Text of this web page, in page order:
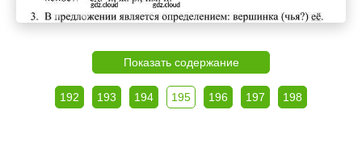
Показать содержание
192 193 194 195 196 197 198